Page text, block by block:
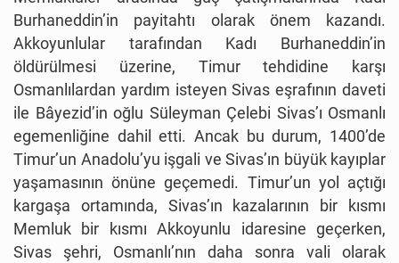
Burhaneddin’in payitahtı olarak önem kazandı.
Akkoyunlular tarafından Kadı Burhaneddin’in
öldürülmesi üzerine, Timur tehdidine karşı
Osmanlılardan yardım isteyen Sivas eşrafının daveti
ile Bâyezid’in oğlu Süleyman Çelebi Sivas’ı Osmanlı
egemenliğine dahil etti. Ancak bu durum, 1400’de
Timur’un Anadolu’yu işgali ve Sivas’ın büyük kayıplar
yaşamasının önüne geçemedi. Timur’un yol açtığı
kargaşa ortamında, Sivas’ın kazalarının bir kısmı
Memluk bir kısmı Akkoyunlu idaresine geçerken,
Sivas şehri, Osmanlı’nın daha sonra vali olarak